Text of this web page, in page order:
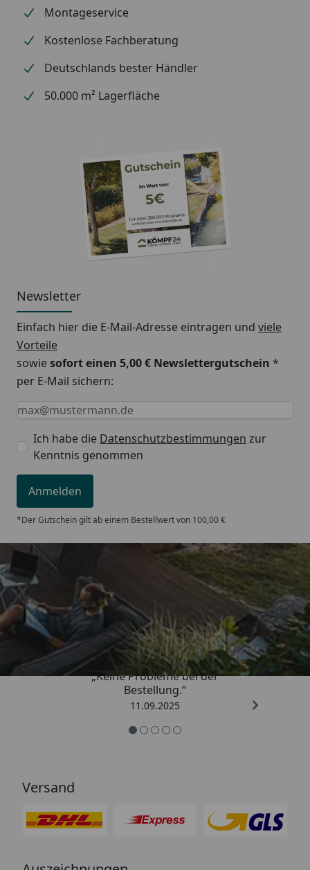
Montageservice
Kostenlose Fachberatung
Deutschlands bester Händler
50.000 m² Lagerfläche
Newsletter
Einfach hier die E-Mail-Adresse eintragen und viele
Vorteile
sowiesofort einen 5,00 € Newslettergutschein *
per E-Mail sichern:
Keine Eingabe erforderlich
Eingabe erforderlich
E-Mail *
Ich habe die Datenschutzbestimmungen zur
Kenntnis genommen
Anmelden
*Der Gutschein gilt ab einem Bestellwert von 100,00 €
Trusted Shops
5,00/ 5
„Keine Probleme bei der
Bestellung.“
11.09.2025
Versand